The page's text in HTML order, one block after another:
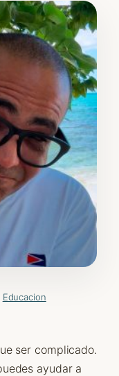
Educacion
ser complicado.
ayudar a